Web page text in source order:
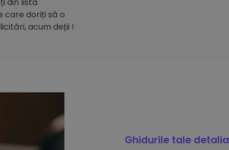
care doriți să o
acum deții !
Ghidurile tale